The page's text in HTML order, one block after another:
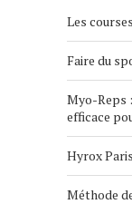
Les
Faire du
Myo-Reps
efficace
Hyrox
Méthode